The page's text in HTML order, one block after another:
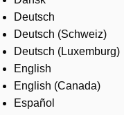
About us
Where to buy
Contact us
Careers
Deutsch
Deutsch (Schweiz)
Deutsch (Luxemburg)
English
English (Canada)
Español